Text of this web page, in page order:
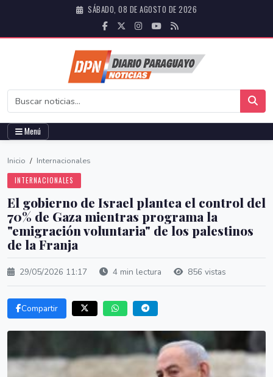
SÁBADO, 08 DE AGOSTO DE 2026
Menú
Inicio / Internacionales
INTERNACIONALES
El gobierno de Israel plantea el control del
70% de Gaza mientras programa la
"emigración voluntaria" de los palestinos
de la Franja
29/05/2026 11:17 4 min lectura 856 vistas
Compartir